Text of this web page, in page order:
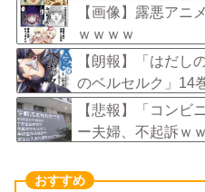
【画像】露悪アニ
ｗｗｗｗ
【朗報】「はだ
のベルセルク」14
【悲報】「コンビ
ー夫婦、不起訴ｗ